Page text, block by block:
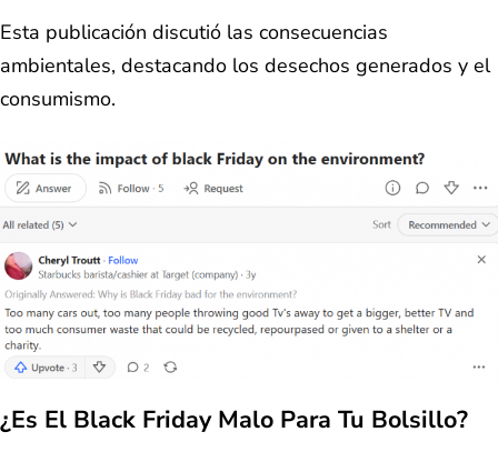
Esta publicación discutió las consecuencias
ambientales, destacando los desechos generados y el
consumismo.
¿Es El Black Friday Malo Para Tu Bolsillo?